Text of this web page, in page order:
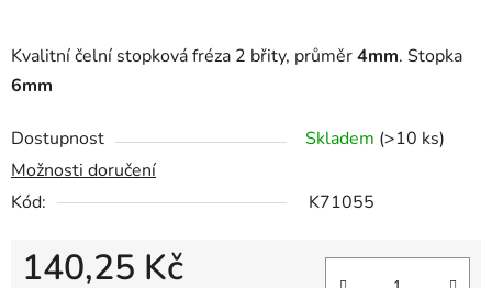
Kvalitní čelní stopková fréza 2 břity, průměr4mm. Stopka
6mm
Dostupnost Skladem (>10 ks)
Možnosti doručení
Kód:
K71055
140,25 Kč